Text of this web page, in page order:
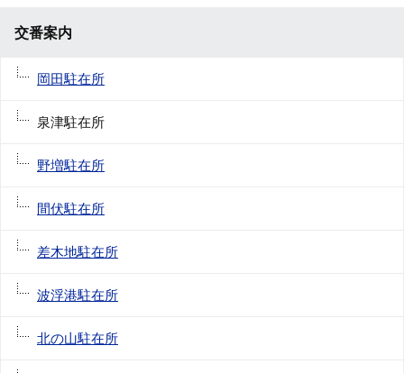
交番案内
岡田駐在所
泉津駐在所
野増駐在所
間伏駐在所
差木地駐在所
波浮港駐在所
北の山駐在所